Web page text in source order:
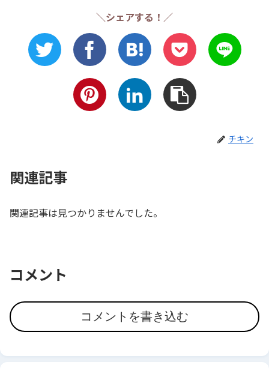
＼シェアする！／
チキン
関連記事
関連記事は見つかりませんでした。
コメント
コメントを書き込む